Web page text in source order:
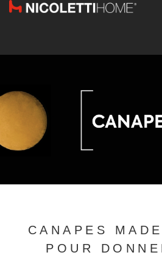
CANAPES
POUR